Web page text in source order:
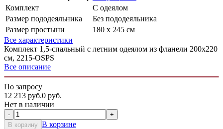
Комплект
С одеялом
Размер пододеяльника
Без пододеяльника
Размер простыни
180 x 245 см
Все характеристики
Комплект 1,5-спальный с летним одеялом из фланели 200х220
см, 2215-OSPS
Все описание
По запросу
12 213 руб.0 руб.
Нет в наличии
-
+
В корзину В корзине